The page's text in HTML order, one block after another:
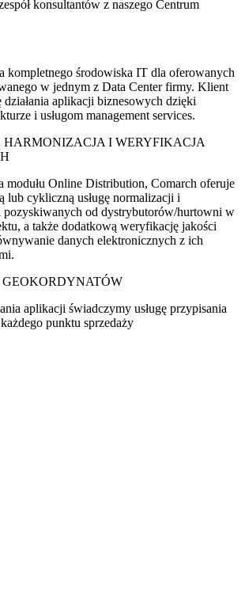
konsultantów z naszego Centrum
kompletnego środowiska IT dla oferowanych
w jednym z Data Center firmy. Klient
aplikacji biznesowych dzięki
i usługom management services.
I WERYFIKACJA
modułu Online Distribution, Comarch oferuje
lub cykliczną usługę normalizacji i
pozyskiwanych od dystrybutorów/hurtowni w
a także dodatkową weryfikację jakości
danych elektronicznych z ich
aplikacji świadczymy usługę przypisania
punktu sprzedaży